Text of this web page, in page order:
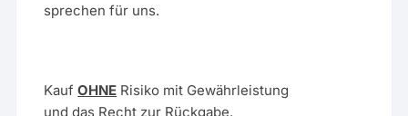
sprechen für uns.
KaufOHNE Risiko mit Gewährleistung
und das Recht zur Rückgabe.